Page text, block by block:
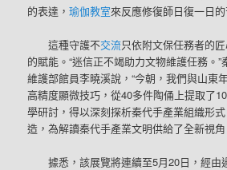
的表達，瑜伽教室來反應修復師日復一日的
這種守護不交流只依附文保任務者的
的賦能。“迷信正不竭助力文物維護任務。
維護部館員李曉溪說，“今朝，我們與山東
高精度顯微技巧，從40多件陶俑上提取了
學研討，得以深刻探析秦代手產業組織形
造，為解讀秦代手產業文明供給了全新視角
據悉，該展覽將連續至5月20日，經由